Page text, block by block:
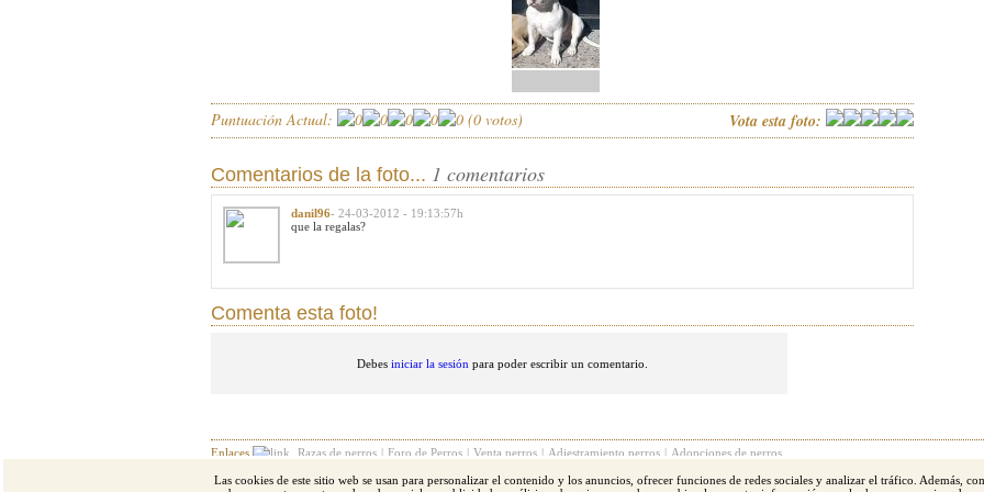
Puntuación Actual: (0 votos) Vota esta foto:
Comentarios de la foto... 1 comentarios
danil96- 24-03-2012 - 19:13:57h
que la regalas?
Comenta esta foto!
Debes iniciar la sesión para poder escribir un comentario.
Enlaces Razas de perros | Foro de Perros | Venta perros | Adiestramiento perros | Adopciones de perros
Razas destacadas Pastor alemán | Bulldog | Bull terrier | Yorkshire | Boxer | San bernardo | Schnauzer | Golden Retriever Doberman |
Las cookies de este sitio web se usan para personalizar el contenido y los anuncios, ofrecer funciones de redes sociales y analizar el tráfico. Además,